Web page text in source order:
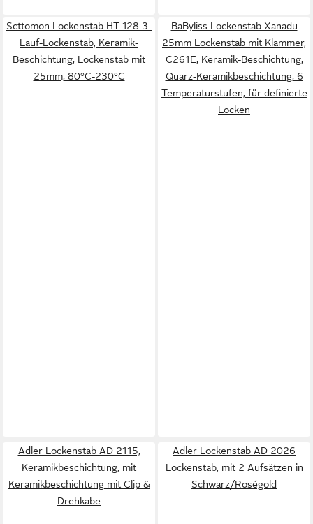
Scttomon Lockenstab HT-128 3-
Lauf-Lockenstab, Keramik-
Beschichtung, Lockenstab mit
25mm, 80°C-230°C
BaByliss Lockenstab Xanadu
25mm Lockenstab mit Klammer,
C261E, Keramik-Beschichtung,
Quarz-Keramikbeschichtung, 6
Temperaturstufen, für definierte
Locken
Adler Lockenstab AD 2115,
Keramikbeschichtung, mit
Keramikbeschichtung mit Clip &
Drehkabe
Adler Lockenstab AD 2026
Lockenstab, mit 2 Aufsätzen in
Schwarz/Roségold